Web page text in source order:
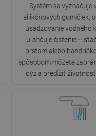
Systém sa vyznačuje
silikónových gumičiek,
usadzovanie vodného
uľahčuje čistenie –
prstom alebo
spôsobom môžete
dýz a predĺžiť životnosť